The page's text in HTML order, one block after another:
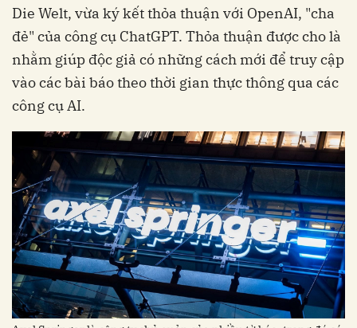
Die Welt, vừa ký kết thỏa thuận với OpenAI, "cha
đẻ" của công cụ ChatGPT. Thỏa thuận được cho là
nhằm giúp độc giả có những cách mới để truy cập
vào các bài báo theo thời gian thực thông qua các
công cụ AI.